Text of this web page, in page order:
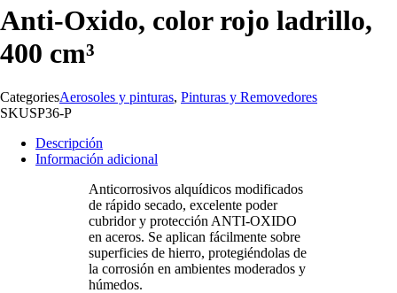
Anti-Oxido, color rojo ladrillo,
400 cm³
CategoriesAerosoles y pinturas, Pinturas y Removedores
SKUSP36-P
Descripción
Información adicional
Anticorrosivos alquídicos modificados
de rápido secado, excelente poder
cubridor y protección ANTI-OXIDO
en aceros. Se aplican fácilmente sobre
superficies de hierro, protegiéndolas de
la corrosión en ambientes moderados y
húmedos.